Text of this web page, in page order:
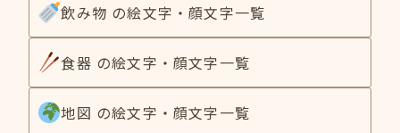
飲み物 の絵文字・顔文字一覧
食器 の絵文字・顔文字一覧
地図 の絵文字・顔文字一覧